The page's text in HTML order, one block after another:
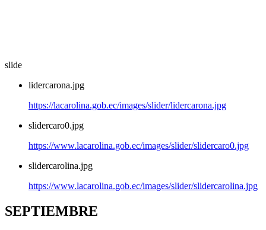
slide
lidercarona.jpg
https://lacarolina.gob.ec/images/slider/lidercarona.jpg
slidercaro0.jpg
https://www.lacarolina.gob.ec/images/slider/slidercaro0.jpg
slidercarolina.jpg
https://www.lacarolina.gob.ec/images/slider/slidercarolina.jpg
SEPTIEMBRE